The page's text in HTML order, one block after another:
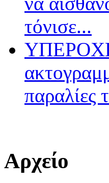
τόνισε...
παραλίες
Αρχείο